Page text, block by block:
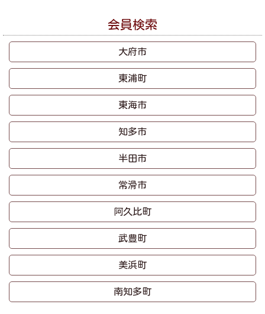
会員検索
大府市
東浦町
東海市
知多市
半田市
常滑市
阿久比町
武豊町
美浜町
南知多町